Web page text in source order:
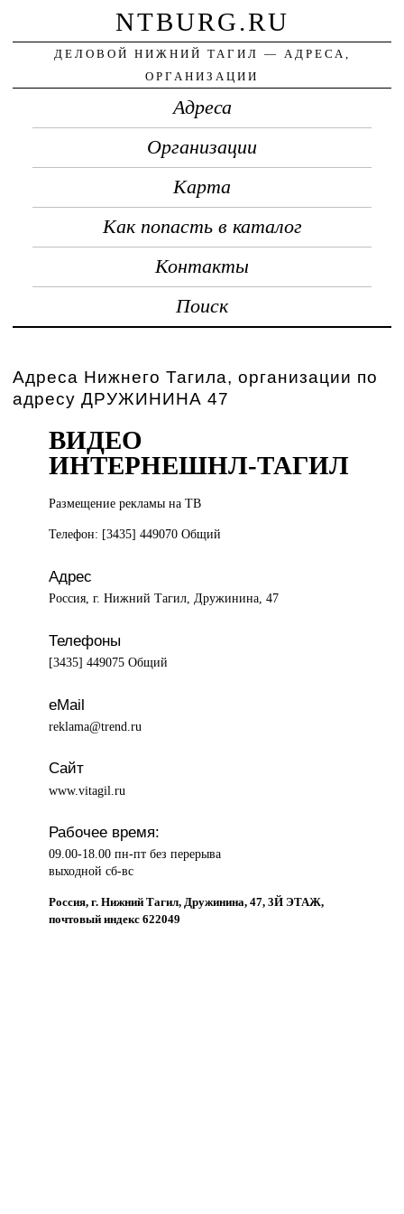
NTBURG.RU
ДЕЛОВОЙ НИЖНИЙ ТАГИЛ — АДРЕСА,
ОРГАНИЗАЦИИ
Адреса
Организации
Карта
Как попасть в каталог
Контакты
Поиск
Адреса Нижнего Тагила, организации по
адресу ДРУЖИНИНА 47
ВИДЕО
ИНТЕРНЕШНЛ-ТАГИЛ
Размещение рекламына ТВ
Телефон: [3435] 449070 Общий
Адрес
Россия, г. Нижний Тагил, Дружинина, 47
Телефоны
[3435] 449075 Общий
eMail
reklama@trend.ru
Сайт
www.vitagil.ru
Рабочее время:
09.00-18.00 пн-пт без перерыва
выходной сб-вс
Россия, г. Нижний Тагил, Дружинина, 47, 3Й ЭТАЖ,
почтовый индекс 622049